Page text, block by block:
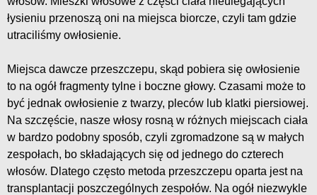
łysieniu przenoszą oni na miejsca biorcze, czyli tam gdzie
utraciliśmy owłosienie.
Miejsca dawcze przeszczepu, skąd pobiera się owłosienie
to na ogół fragmenty tylne i boczne głowy. Czasami może to
być jednak owłosienie z twarzy, pleców lub klatki piersiowej.
Na szczęście, nasze włosy rosną w różnych miejscach ciała
w bardzo podobny sposób, czyli zgromadzone są w małych
zespołach, bo składających się od jednego do czterech
włosów. Dlatego często metoda przeszczepu oparta jest na
transplantacji poszczególnych zespołów. Na ogół niezwykle